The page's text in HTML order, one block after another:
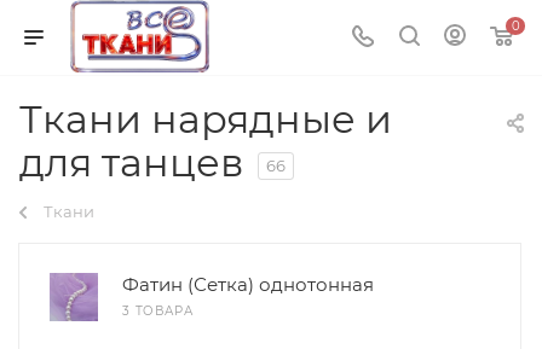
0
Ткани нарядные и
для танцев
66
Ткани
Фатин (Сетка) однотонная
3 ТОВАРА